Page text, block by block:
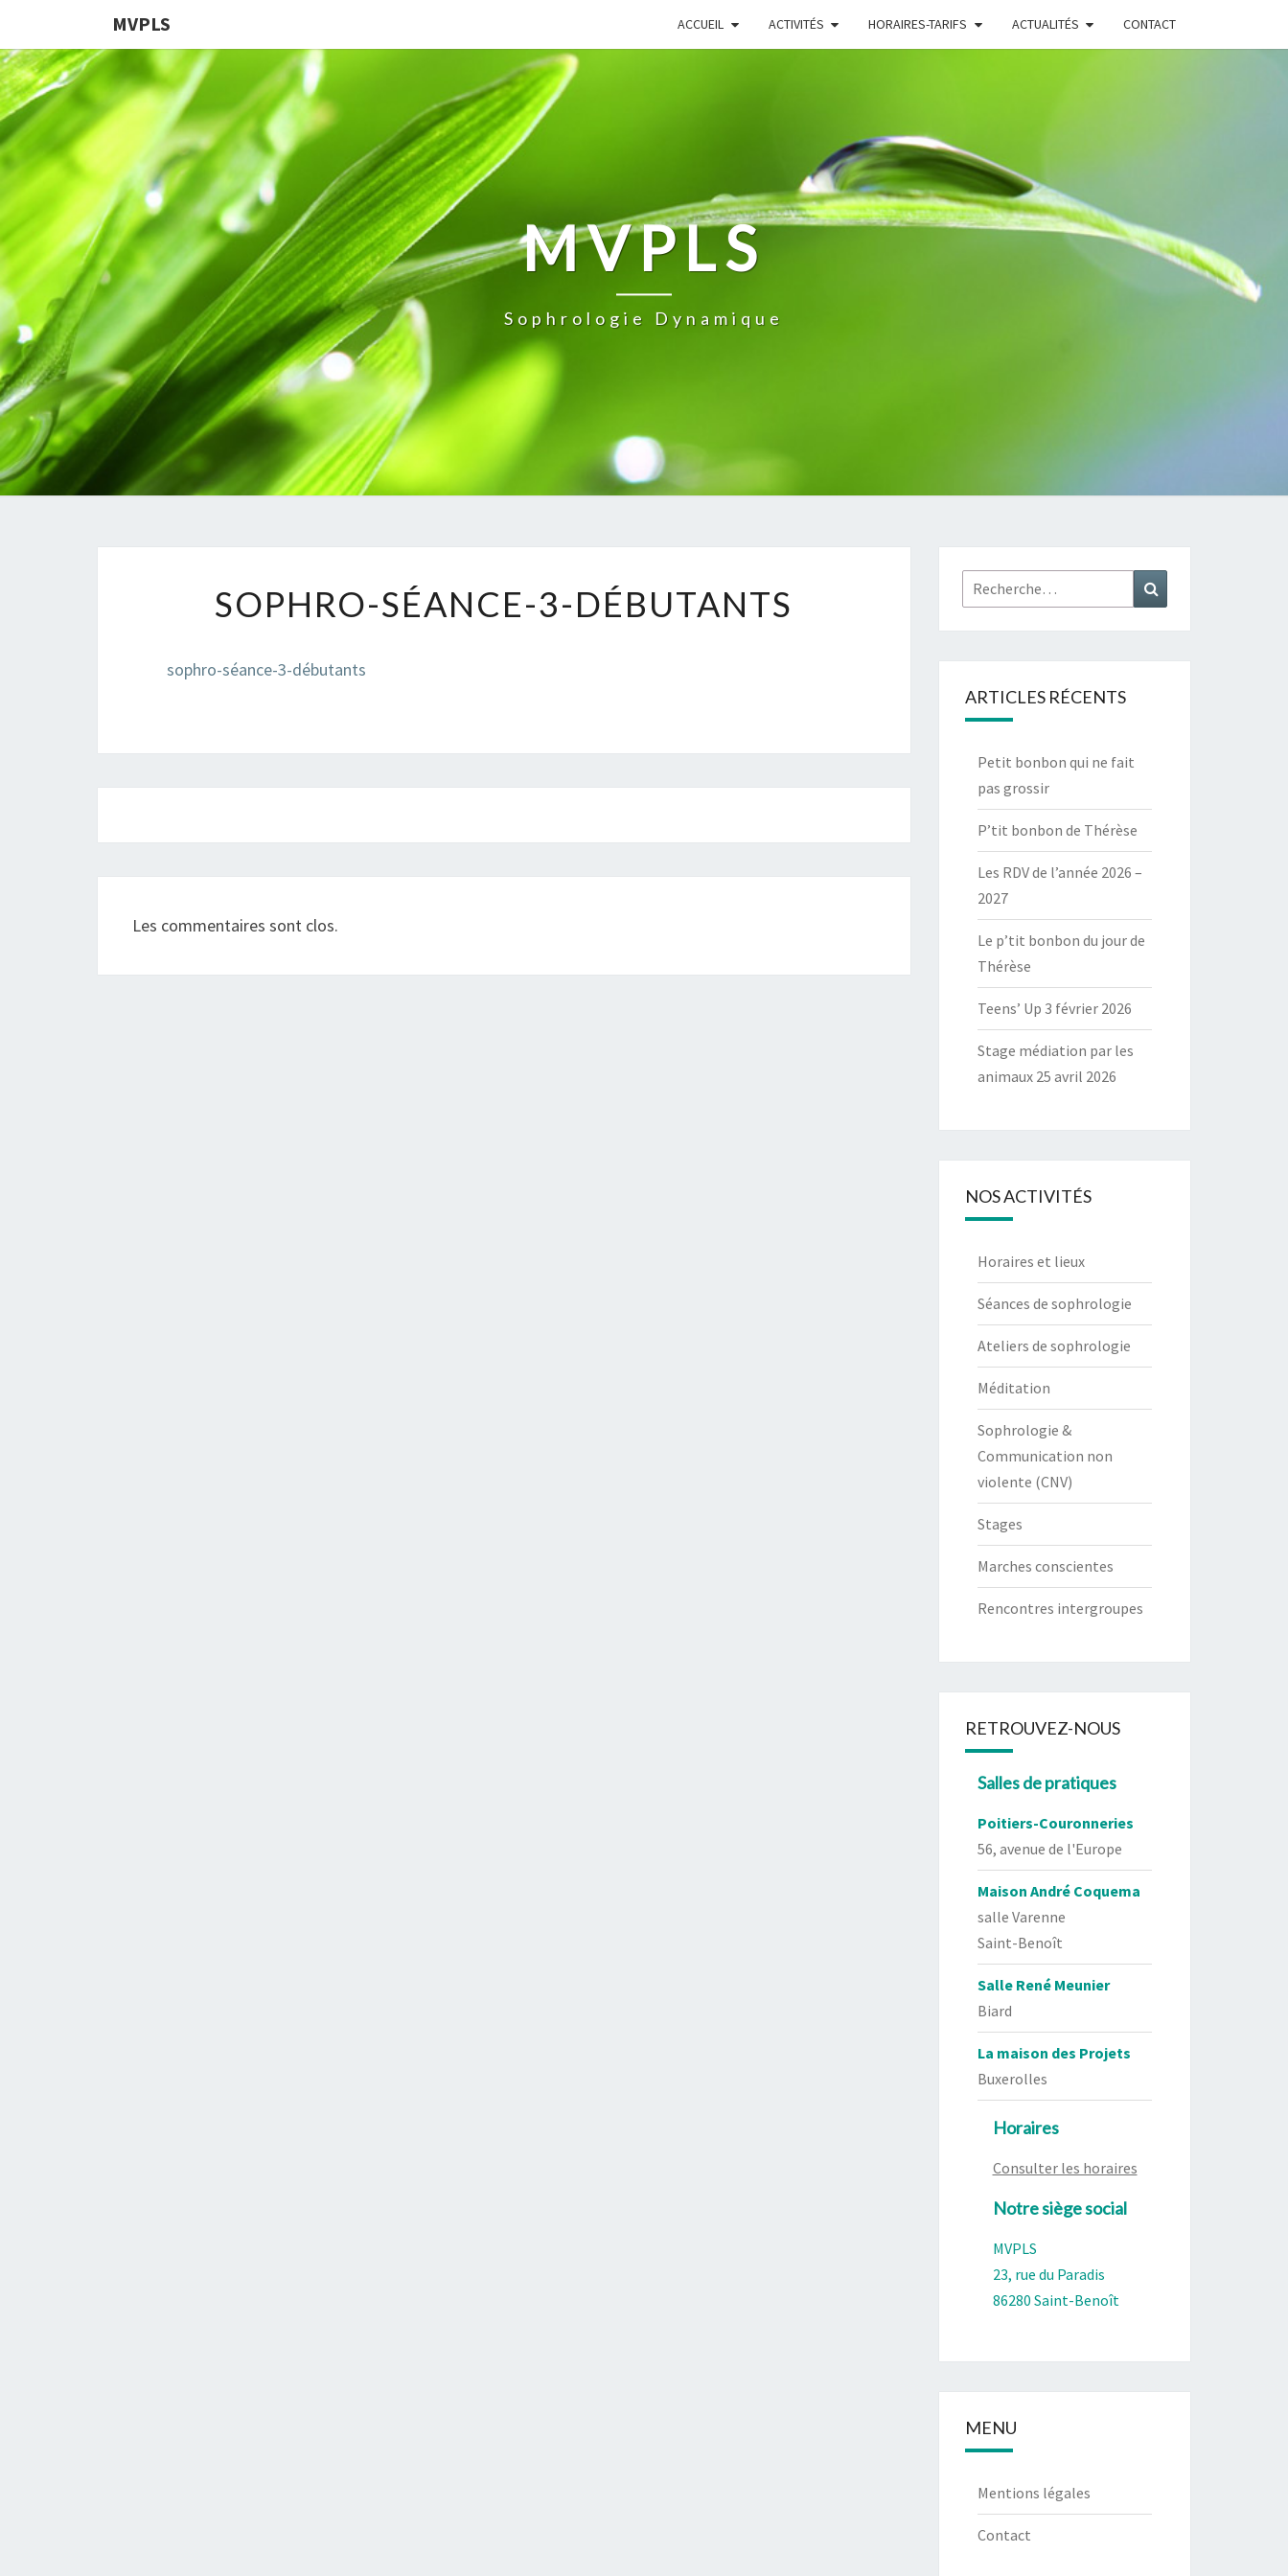
MVPLS ACCUEIL ACTIVITÉS HORAIRES-TARIFS ACTUALITÉS CONTACT
MVPLS
Sophrologie Dynamique
SÉANCE-
SOPHRO-SÉANCE-3-DÉBUTANTS
sophro-séance-3-débutants
d'article
Les commentaires sont clos.
Rechercher :
ARTICLES RÉCENTS
Petit bonbon qui ne fait
pas grossir
P’tit bonbon de Thérèse
Les RDV de l’année 2026 –
2027
Le p’tit bonbon du jour de
Thérèse
Teens’ Up 3 février 2026
Stage médiation par les
animaux 25 avril 2026
NOS ACTIVITÉS
Horaires et lieux
Séances de sophrologie
Ateliers de sophrologie
Méditation
Sophrologie &
Communication non
violente (CNV)
Stages
Marches conscientes
Rencontres intergroupes
RETROUVEZ-NOUS
Salles de pratiques
Poitiers-Couronneries
56, avenue de l'Europe
Maison André Coquema
salle Varenne
Saint-Benoît
Salle René Meunier
Biard
La maison des Projets
Buxerolles
Horaires
Consulter les horaires
Notre siège social
MVPLS
23, rue du Paradis
86280 Saint-Benoît
MENU
Mentions légales
Contact